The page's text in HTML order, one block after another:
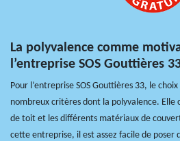
La polyvalence comme
l’entreprise SOS Gouttières
Pour l’entreprise SOS Gouttières 33, le
nombreux critères dont la polyvalence.
de toit et les différents matériaux de
cette entreprise, il est assez facile de poser